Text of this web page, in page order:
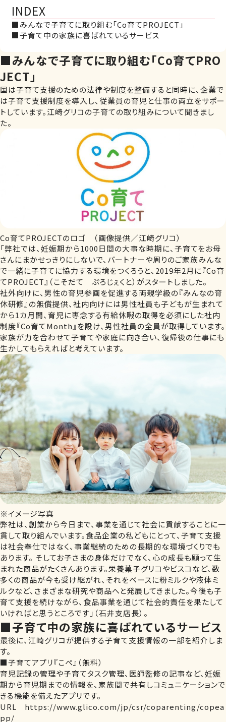
INDEX
■みんなで子育てに取り組む「Co育てPROJECT」
■子育て中の家族に喜ばれているサービス
■みんなで子育てに取り組む「Co育てPRO
JECT」
国は子育て支援のための法律や制度を整備すると同時に、企業で
は子育て支援制度を導入し、従業員の育児と仕事の両立をサポー
トしています。江崎グリコの子育ての取り組みについて聞きまし
た。
Co育てPROJECTのロゴ （画像提供／江崎グリコ）
「弊社では、妊娠期から1000日間の大事な時期に、子育てをお母
さんにまかせっきりにしないで、パートナーや周りのご家族みんな
で一緒に子育てに協力する環境をつくろうと、2019年2月に『Co育
てPROJECT』（こそだて ぷろじぇくと）がスタートしました。
社外向けに、男性の育児参画を促進する両親学級の『みんなの育
休研修』の無償提供、社内向けには男性社員も子どもが生まれて
から1カ月間、育児に専念する有給休暇の取得を必須にした社内
制度『Co育てMonth』を設け、男性社員の全員が取得しています。
家族が力を合わせて子育てや家庭に向き合い、復帰後の仕事にも
生かしてもらえればと考えています。
※イメージ写真
弊社は、創業から今日まで、事業を通じて社会に貢献することに一
貫して取り組んでいます。食品企業の私どもにとって、子育て支援
は社会奉仕ではなく、事業継続のための長期的な環境づくりでも
あります。 そしてお子さまの身体だけでなく、心の成長も願って生
まれた商品がたくさんあります。栄養菓子グリコやビスコなど、数
多くの商品が今も受け継がれ、それをベースに粉ミルクや液体ミ
ルクなど、さまざまな研究や商品へと発展してきました。今後も子
育て支援を続けながら、食品事業を通じて社会的責任を果たして
いければと思うところです」（石井支店長）。
■子育て中の家族に喜ばれているサービス
最後に、江崎グリコが提供する子育て支援情報の一部を紹介しま
す。
■子育てアプリ『こぺ』（無料）
育児記録の管理や子育てタスク管理、医師監修の記事など、妊娠
期から育児期までの情報を、家族間で共有しコミュニケーションで
きる機能を備えたアプリです。
URL https://www.glico.com/jp/csr/coparenting/copea
pp/